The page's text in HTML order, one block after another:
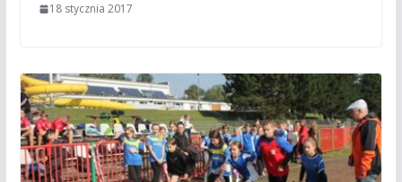
18 stycznia 2017